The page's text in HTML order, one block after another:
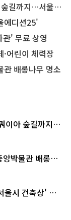
울둘레길 15코스
에디션25'
' 무료 상영
어린이 체력장
관 배롱나무 명소
이아 숲길까지…
박물관 배롱나
울시 건축상' 수